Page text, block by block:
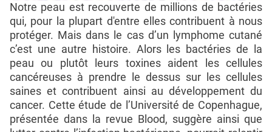
Notre peau est recouverte de millions de bactéries
qui, pour la plupart d'entre elles contribuent à nous
protéger. Mais dans le cas d’un lymphome cutané
c’est une autre histoire. Alors les bactéries de la
peau ou plutôt leurs toxines aident les cellules
cancéreuses à prendre le dessus sur les cellules
saines et contribuent ainsi au développement du
cancer. Cette étude de l’Université de Copenhague,
présentée dans la revue Blood, suggère ainsi que